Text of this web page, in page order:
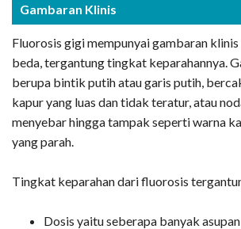
Gambaran Klinis
Fluorosis gigi mempunyai gambaran
beda, tergantung tingkat keparahannya.
berupa bintik putih atau garis putih,
kapur yang luas dan tidak teratur, atau
menyebar hingga tampak seperti warna
yang parah.
Tingkat keparahan dari fluorosis
Dosis yaitu seberapa banyak asupan